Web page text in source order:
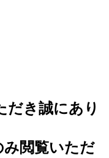
だき誠にあり
閲覧いただ